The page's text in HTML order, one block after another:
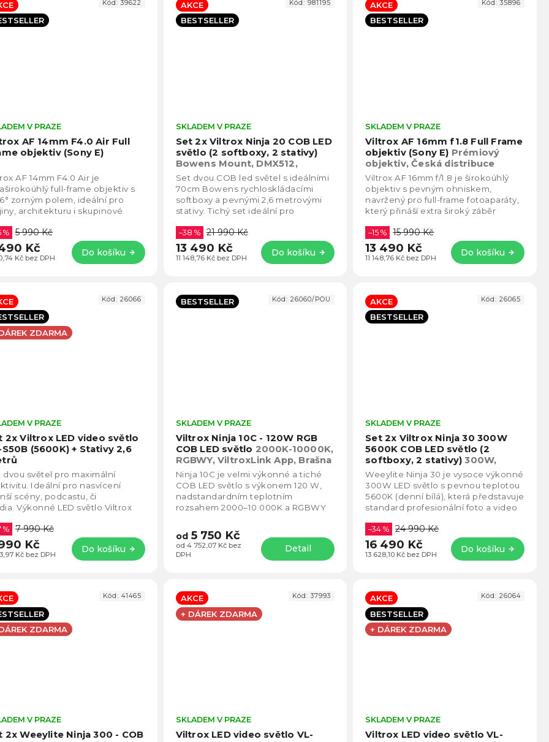
AF 14mm F4.0 Air Full
objektiv (Sony E)
Průměrné
hodnocení
produktu
hvězdiček.
V PRAZE
Kč bez DPH
% 5 990 Kč
Kč Do košíku
AF 14mm F4.0 Air je
full-frame objektiv s
zorným polem, ideální pro
architekturu i skupinové
Kód:39622
AKCE
BESTSELLER
Set 2x Viltrox Ninja 20 COB LED
světlo (2 softboxy, 2 stativy)
Bowens Mount, DMX512,
Smartphone App
Průměrné
hodnocení
produktu
hvězdiček.
SKLADEM V PRAZE
11 148,76 Kč bez DPH
–38 % 21 990 Kč
13 490 Kč Do košíku
Set dvou COB led světel s ideálními
70cm Bowens rychloskládacími
softboxy a pevnými 2,6 metrovými
stativy. Tichý set ideální pro
firemní videa....
Kód:981195
AKCE
BESTSELLER
Viltrox AF 16mm f1.8 Full Frame
objektiv (Sony E) Prémiový
objektiv, Česká distribuce
SKLADEM V PRAZE
11 148,76 Kč bez DPH
–15 % 15 990 Kč
13 490 Kč Do košíku
Viltrox AF 16mm f/1.8 je širokoúhlý
objektiv s pevným ohniskem,
navržený pro full-frame fotoaparáty,
který přináší extra široký záběr
Kód:35896
ZDARMA
2x Viltrox LED video světlo
S50B (5600K) + Stativy 2,6
Průměrné
hodnocení
produktu
hvězdiček.
V PRAZE
Kč bez DPH
% 7 990 Kč
Kč Do košíku
dvou světel pro maximální
Ideální pro nasvícení
scény, podcastu, či
Výkonné LED světlo Viltrox
5600K a...
Kód: 26066 BESTSELLER
Viltrox Ninja 10C - 120W RGB
COB LED světlo 2000K-10000K,
RGBWY, ViltroxLink App, Brašna
Průměrné
hodnocení
produktu
hvězdiček.
SKLADEM V PRAZE
od 4 752,07 Kč bez
DPH
od5 750 Kč
Detail
Ninja 10C je velmi výkonné a tiché
COB LED světlo s výkonem 120 W,
nadstandardním teplotním
rozsahem 2000–10 000K a RGBWY
naprosto dokonalé bílé....
Kód:26060/POU
AKCE
BESTSELLER
Set 2x Viltrox Ninja 30 300W
5600K COB LED světlo (2
softboxy, 2 stativy)300W,
CRI≥95, Smartphone aplikace
SKLADEM V PRAZE
13 628,10 Kč bez DPH
–34 % 24 990 Kč
16 490 Kč Do košíku
Weeylite Ninja 30 je vysoce výkonné
300W LED světlo s pevnou teplotou
5600K (denní bílá), která představuje
standard profesionální foto a video
podání...
Kód: 26065
ZDARMA
2x Weeylite Ninja 300 - COB
Průměrné
hodnocení
V PRAZE
Kód: 41465
AKCE
+ DÁREK ZDARMA
Viltrox LED video světlo VL-
Průměrné
hodnocení
SKLADEM V PRAZE
Kód:37993
AKCE
BESTSELLER
+ DÁREK ZDARMA
Viltrox LED video světlo VL-
SKLADEM V PRAZE
Kód: 26064